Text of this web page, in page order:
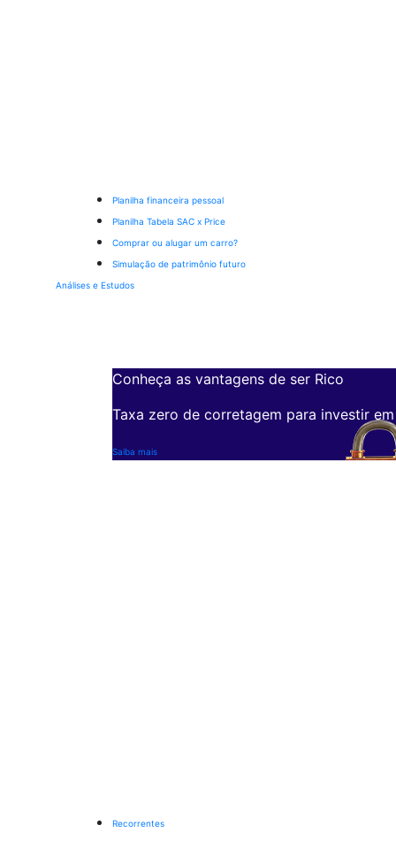
Planilha financeira pessoal
Planilha Tabela SAC x Price
Comprar ou alugar um carro?
Simulação de patrimônio futuro
Análises e Estudos
Conheça as vantagens de ser Rico
Taxa zero de corretagem para investir
Saiba mais
Recorrentes